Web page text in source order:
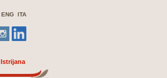
ENG ITA
Istrijana